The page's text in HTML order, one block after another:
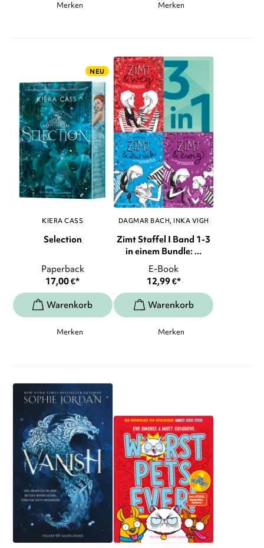
Merken Merken
NEU
KIERA CASS
Selection
Paperback
17,00€*
Merken
DAGMAR BACH INKA VIGH
Zimt Staffel I Band 1-3
in einem Bundle: ...
E-Book
12,99€*
Merken